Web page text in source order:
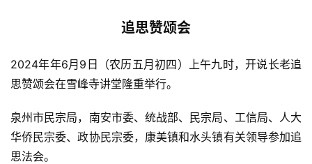
追思赞颂会
2024年年6月9日（农历五月初四）上午九时，开说长老追
思赞颂会在雪峰寺讲堂隆重举行。
泉州市民宗局，南安市委、统战部、民宗局、工信局、人大
华侨民宗委、政协民宗委，康美镇和水头镇有关领导参加追
思法会。